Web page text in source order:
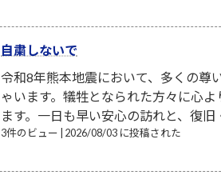
自粛しないで
令和8年熊本地震において、多くの尊
ゃいます。犠牲となられた方々に心
ます。一日も早い安心の訪れと、復旧
3件のビュー 2026/08/03 に投稿された